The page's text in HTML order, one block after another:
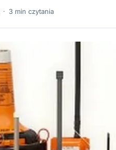
· 3 min czytania